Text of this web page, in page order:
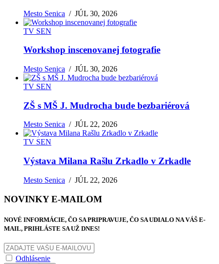
Mesto Senica /JÚL 30, 2026
TV SEN
Workshop inscenovanej fotografie
Mesto Senica /JÚL 30, 2026
TV SEN
ZŠ s MŠ J. Mudrocha bude bezbariérová
Mesto Senica /JÚL 22, 2026
TV SEN
Výstava Milana Rašlu Zrkadlo v Zrkadle
Mesto Senica /JÚL 22, 2026
NOVINKY E-MAILOM
NOVÉ INFORMÁCIE, ČO SA PRIPRAVUJE, ČO SA UDIALO NA VÁŠ E-
MAIL, PRIHLÁSTE SA UŽ DNES!
Odhlásenie